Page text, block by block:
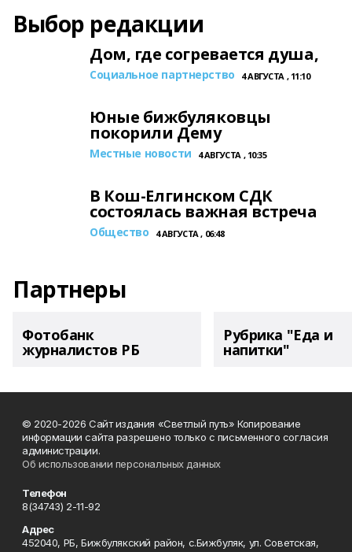
Выбор редакции
Дом, где согревается душа,
Социальное партнерство 4 АВГУСТА , 11:10
Юные бижбуляковцы
покорили Дему
Местные новости 4 АВГУСТА , 10:35
В Кош-Елгинском СДК
состоялась важная встреча
Общество 4 АВГУСТА , 06:48
Партнеры
Фотобанк
журналистов РБ
Рубрика "Еда и
напитки"
© 2020-2026 Сайт издания «Светлый путь» Копирование
информации сайта разрешено только с письменного согласия
администрации.
Об использовании персональных данных
Телефон
8(34743) 2-11-92
Адрес
452040, РБ, Бижбулякский район, с.Бижбуляк, ул. Советская,